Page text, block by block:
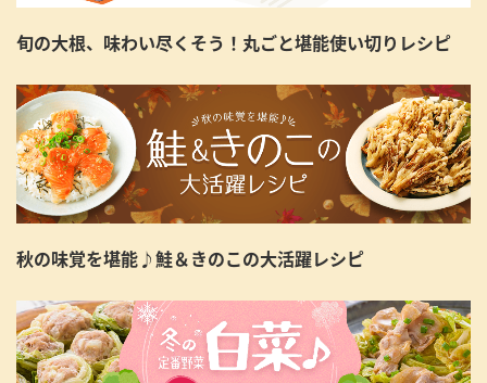
旬の大根、味わい尽くそう！丸ごと堪能使い切りレシピ
秋の味覚を堪能♪鮭＆きのこの大活躍レシピ